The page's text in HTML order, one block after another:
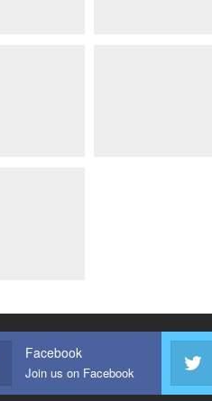
Facebook
Join us on Facebook